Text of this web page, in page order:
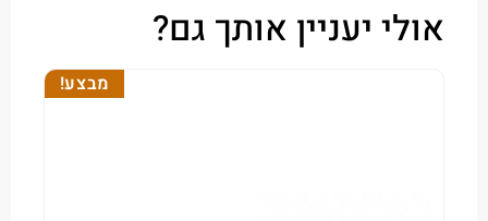
יעניין אותך גם?